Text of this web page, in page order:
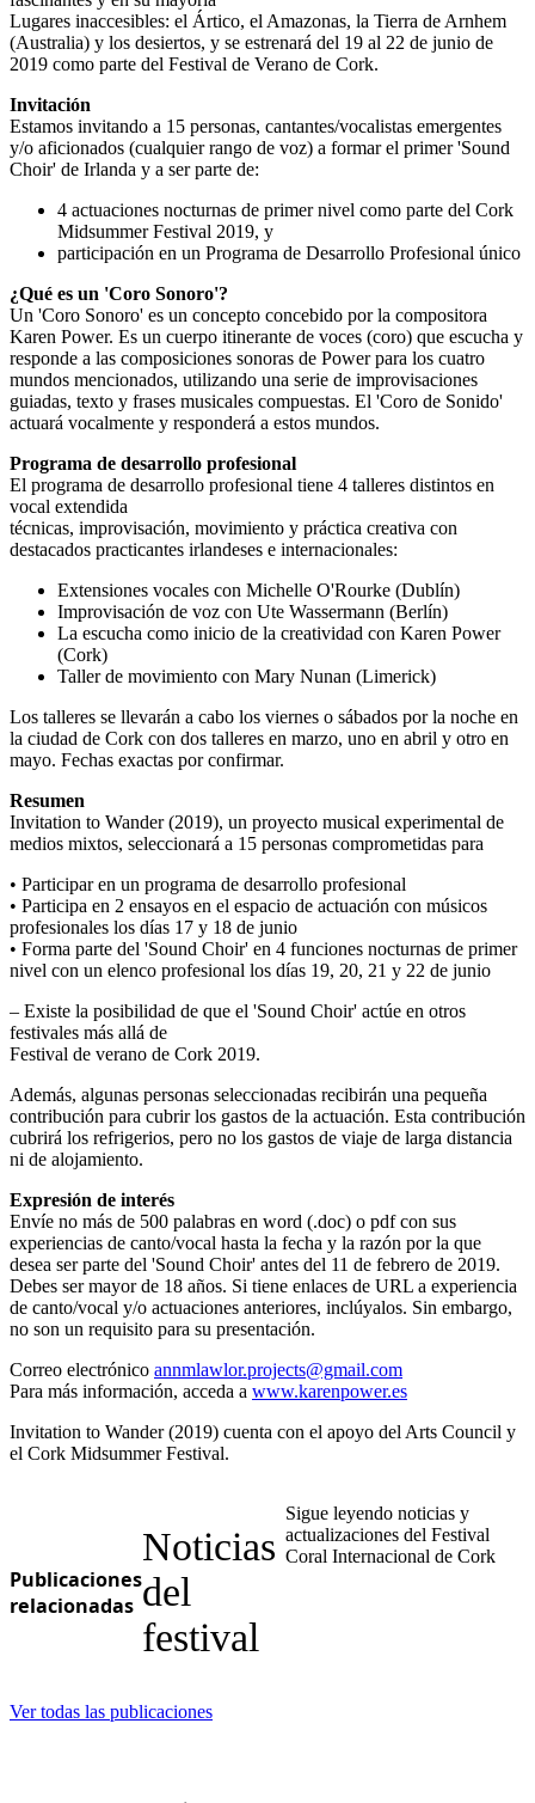
Lugares inaccesibles: el Ártico, el Amazonas, la Tierra de Arnhem
(Australia) y los desiertos, y se estrenará del 19 al 22 de junio de
2019 como parte del Festival de Verano de Cork.
Invitación
Estamos invitando a 15 personas, cantantes/vocalistas emergentes
y/o aficionados (cualquier rango de voz) a formar el primer 'Sound
Choir' de Irlanda y a ser parte de:
4 actuaciones nocturnas de primer nivel como parte del Cork
Midsummer Festival 2019, y
participación en un Programa de Desarrollo Profesional único
¿Qué es un 'Coro Sonoro'?
Un 'Coro Sonoro' es un concepto concebido por la compositora
Karen Power. Es un cuerpo itinerante de voces (coro) que escucha y
responde a las composiciones sonoras de Power para los cuatro
mundos mencionados, utilizando una serie de improvisaciones
guiadas, texto y frases musicales compuestas. El 'Coro de Sonido'
actuará vocalmente y responderá a estos mundos.
Programa de desarrollo profesional
El programa de desarrollo profesional tiene 4 talleres distintos en
vocal extendida
técnicas, improvisación, movimiento y práctica creativa con
destacados practicantes irlandeses e internacionales:
Extensiones vocales con Michelle O'Rourke (Dublín)
Improvisación de voz con Ute Wassermann (Berlín)
La escucha como inicio de la creatividad con Karen Power
(Cork)
Taller de movimiento con Mary Nunan (Limerick)
Los talleres se llevarán a cabo los viernes o sábados por la noche en
la ciudad de Cork con dos talleres en marzo, uno en abril y otro en
mayo. Fechas exactas por confirmar.
Resumen
Invitation to Wander (2019), un proyecto musical experimental de
medios mixtos, seleccionará a 15 personas comprometidas para
• Participar en un programa de desarrollo profesional
• Participa en 2 ensayos en el espacio de actuación con músicos
profesionales los días 17 y 18 de junio
• Forma parte del 'Sound Choir' en 4 funciones nocturnas de primer
nivel con un elenco profesional los días 19, 20, 21 y 22 de junio
– Existe la posibilidad de que el 'Sound Choir' actúe en otros
festivales más allá de
Festival de verano de Cork 2019.
Además, algunas personas seleccionadas recibirán una pequeña
contribución para cubrir los gastos de la actuación. Esta contribución
cubrirá los refrigerios, pero no los gastos de viaje de larga distancia
ni de alojamiento.
Expresión de interés
Envíe no más de 500 palabras en word (.doc) o pdf con sus
experiencias de canto/vocal hasta la fecha y la razón por la que
desea ser parte del 'Sound Choir' antes del 11 de febrero de 2019.
Debes ser mayor de 18 años. Si tiene enlaces de URL a experiencia
de canto/vocal y/o actuaciones anteriores, inclúyalos. Sin embargo,
no son un requisito para su presentación.
Correo electrónico annmlawlor.projects@gmail.com
Para más información, acceda a www.karenpower.es
Invitation to Wander (2019) cuenta con el apoyo del Arts Council y
el Cork Midsummer Festival.
Publicaciones
relacionadas
Noticias
del
festival
Sigue leyendo noticias y
actualizaciones del Festival
Coral Internacional de Cork
Ver todas las publicaciones